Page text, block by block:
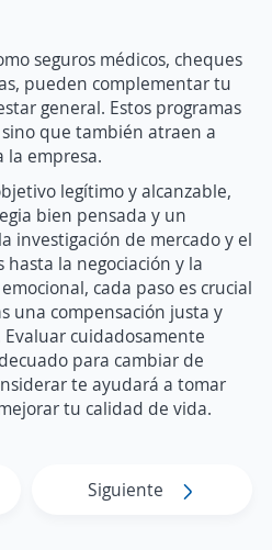
seguros médicos, cheques
pueden complementar tu
general. Estos programas
que también atraen a
la empresa.
legítimo y alcanzable,
bien pensada y un
investigación de mercado y el
la negociación y la
cada paso es crucial
una compensación justa y
cuidadosamente
para cambiar de
te ayudará a tomar
tu calidad de vida.
Siguiente